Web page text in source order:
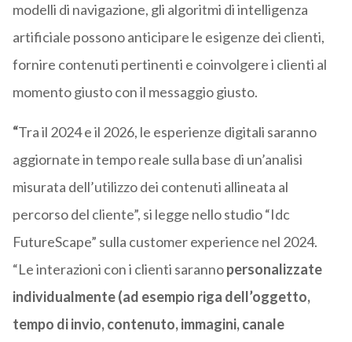
modelli di navigazione, gli algoritmi di intelligenza
artificiale possono anticipare le esigenze dei clienti,
fornire contenuti pertinenti e coinvolgere i clienti al
momento giusto con il messaggio giusto.
“Tra il 2024 e il 2026, le esperienze digitali saranno
aggiornate in tempo reale sulla base di un’analisi
misurata dell’utilizzo dei contenuti allineata al
percorso del cliente”, si legge nello studio “Idc
FutureScape” sulla customer experience nel 2024.
“Le interazioni con i clienti sarannopersonalizzate
individualmente (ad esempio riga dell’oggetto,
tempo di invio, contenuto, immagini, canale